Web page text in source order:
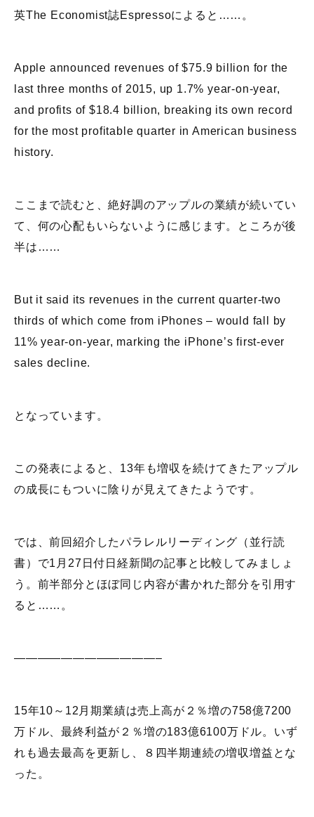
英The Economist誌Espressoによると……。
Apple announced revenues of $75.9 billion for the
last three months of 2015, up 1.7% year-on-year,
and profits of $18.4 billion, breaking its own record
for the most profitable quarter in American business
history.
ここまで読むと、絶好調のアップルの業績が続いてい
て、何の心配もいらないように感じます。ところが後
半は……
But it said its revenues in the current quarter-two
thirds of which come from iPhones – would fall by
11% year-on-year, marking the iPhone’s first-ever
sales decline.
となっています。
この発表によると、13年も増収を続けてきたアップル
の成長にもついに陰りが見えてきたようです。
では、前回紹介したパラレルリーディング（並行読
書）で1月27日付日経新聞の記事と比較してみましょ
う。前半部分とほぼ同じ内容が書かれた部分を引用す
ると……。
————————————–
15年10～12月期業績は売上高が２％増の758億7200
万ドル、最終利益が２％増の183億6100万ドル。いず
れも過去最高を更新し、８四半期連続の増収増益とな
った。